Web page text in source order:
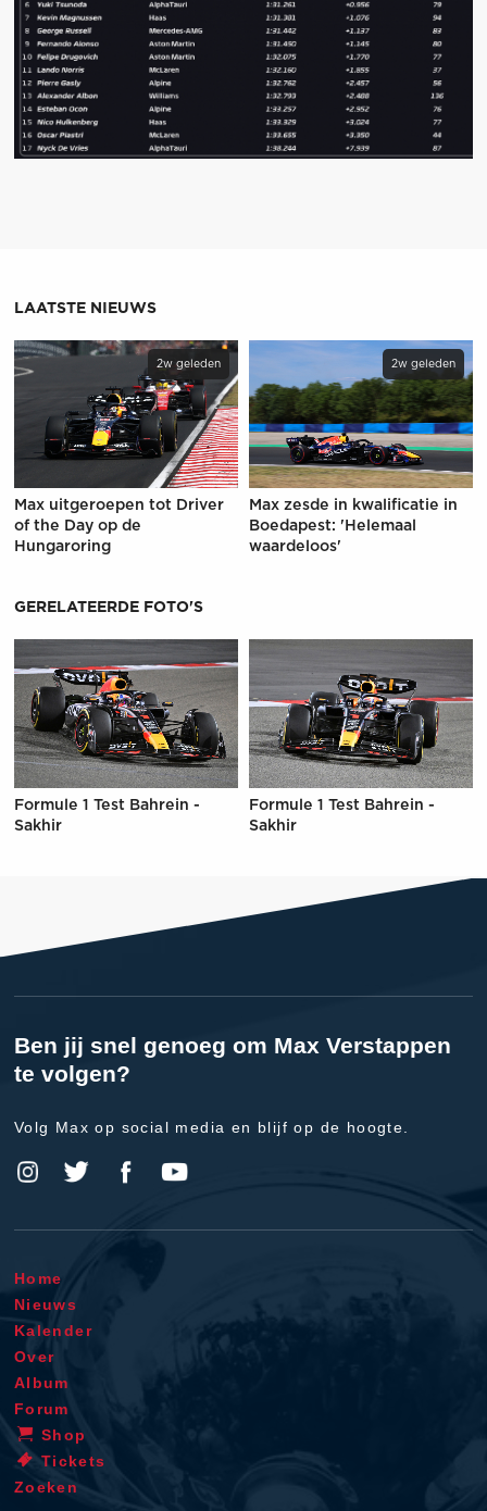
LAATSTE NIEUWS
2w geleden
Max uitgeroepen tot Driver
of the Day op de
Hungaroring
2w geleden
Max zesde in kwalificatie in
Boedapest: 'Helemaal
waardeloos'
GERELATEERDE FOTO'S
Formule 1 Test Bahrein -
Sakhir
Formule 1 Test Bahrein -
Sakhir
Ben jij snel genoeg om Max Verstappen
te volgen?
Volg Max op social media en blijf op de hoogte.
Home
Nieuws
Kalender
Over
Album
Forum
Shop
Tickets
Zoeken